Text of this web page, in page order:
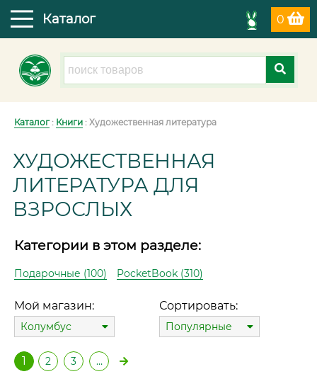
0
Каталог
Каталог: Книги : Художественная литература
ХУДОЖЕСТВЕННАЯ
ЛИТЕРАТУРА ДЛЯ
ВЗРОСЛЫХ
Категории в этом разделе:
Подарочные (100) PocketBook (310)
Мой магазин:
Колумбус
Сортировать:
Популярные
1 2 3 …